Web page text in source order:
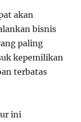
akan
bisnis
paling
kepemilikan
terbatas
ini